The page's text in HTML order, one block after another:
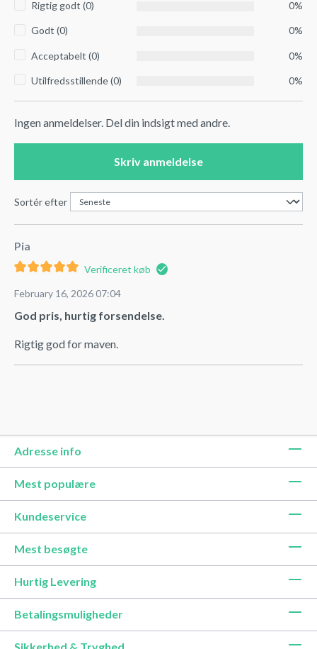
Rigtig godt (0) 0%
Godt (0) 0%
Acceptabelt (0) 0%
Utilfredsstillende (0) 0%
Ingen anmeldelser. Del din indsigt med andre.
Skriv anmeldelse
Sortér efter
Pia
Verificeret køb
February 16, 2026 07:04
God pris, hurtig forsendelse.
Rigtig god for maven.
Adresse info
Mest populære
Kundeservice
Mest besøgte
Hurtig Levering
Betalingsmuligheder